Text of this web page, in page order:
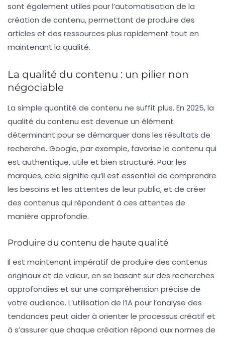
sont également utiles pour l’automatisation de la
création de contenu, permettant de produire des
articles et des ressources plus rapidement tout en
maintenant la qualité.
La qualité du contenu : un pilier non
négociable
La simple quantité de contenu ne suffit plus. En 2025, la
qualité du contenu est devenue un élément
déterminant pour se démarquer dans les résultats de
recherche. Google, par exemple, favorise le contenu qui
est authentique, utile et bien structuré. Pour les
marques, cela signifie qu’il est essentiel de comprendre
les besoins et les attentes de leur public, et de créer
des contenus qui répondent à ces attentes de
manière approfondie.
Produire du contenu de haute qualité
Il est maintenant impératif de produire des contenus
originaux et de valeur, en se basant sur des recherches
approfondies et sur une compréhension précise de
votre audience. L’utilisation de l’IA pour l’analyse des
tendances peut aider à orienter le processus créatif et
à s’assurer que chaque création répond aux normes de